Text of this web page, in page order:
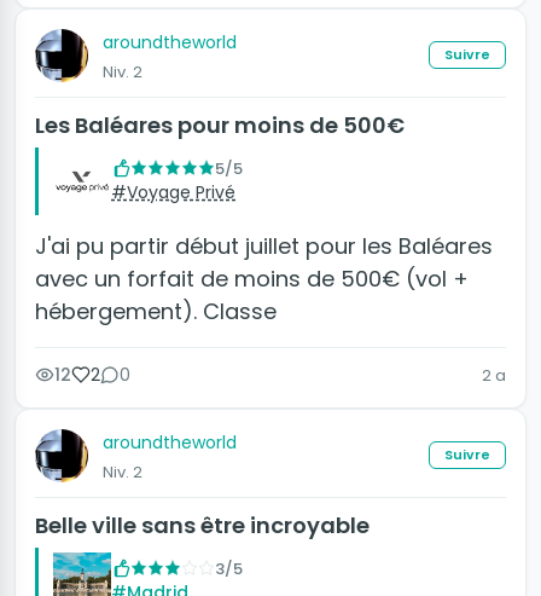
aroundtheworld
Niv. 2
Suivre
Les Baléares pour moins de 500€
5/5
#Voyage Privé
J'ai pu partir début juillet pour les Baléares
avec un forfait de moins de 500€ (vol +
hébergement). Classe
12 2 0 2 a
aroundtheworld
Niv. 2
Suivre
Belle ville sans être incroyable
3/5